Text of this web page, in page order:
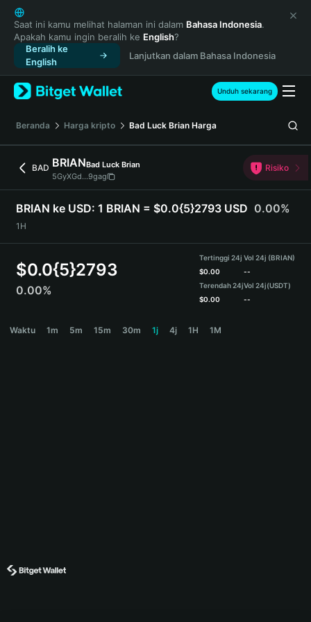
English
日本語
Tiếng Việt
Русский
Español (Latinoamérica)
Türkçe
Français
Deutsch
繁體中文
Português (Portugal)
Bahasa Indonesia
ภาษาไทย
हिन्दी
Español
Português (Brasil)
Saat ini kamu melihat halaman ini dalam Bahasa Indonesia.
Apakah kamu ingin beralih ke English?
Beralih ke
English
Lanjutkan dalam Bahasa Indonesia
Unduh sekarang
Beranda Harga kripto Bad Luck Brian Harga
BAD BRIANBad Luck Brian
5GyXGd...9gag
Risiko
BRIAN ke USD: 1 BRIAN = $0.0{5}2793 USD 0.00%
1H
$0.0{5}2793
0.00%
Tertinggi 24j
$0.00
Terendah 24j
$0.00
Vol 24j (BRIAN)
--
Vol 24j(USDT)
--
Waktu 1m 5m 15m 30m 1j 4j 1H 1M